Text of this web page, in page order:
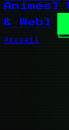
Animés]
& Web]
Accueil